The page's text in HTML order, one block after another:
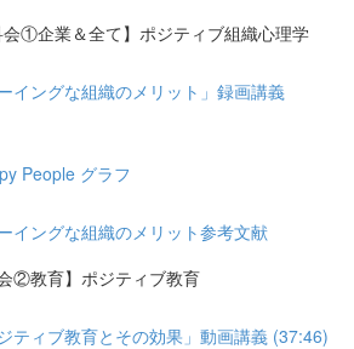
会①企業＆全て】ポジティブ組織心理学
イングな組織のメリット」録画講義
People グラフ
イングな組織のメリット参考文献
②教育】ポジティブ教育
ティブ教育とその効果」動画講義 (37:46)